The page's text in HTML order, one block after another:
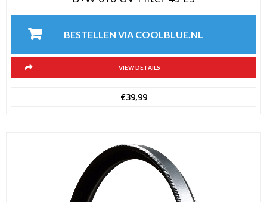
BESTELLEN VIA COOLBLUE.NL
VIEW DETAILS
€39,99